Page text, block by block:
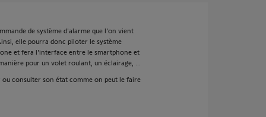
de système d'alarme que l'on vient
elle pourra donc piloter le système
et fera l'interface entre le smartphone et
pour un volet roulant, un éclairage, ...
consulter son état comme on peut le faire